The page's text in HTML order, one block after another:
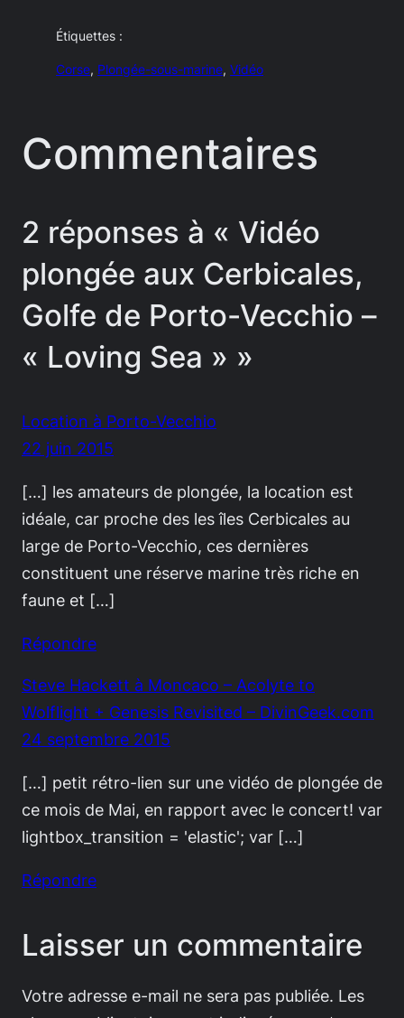
Étiquettes :
Corse, Plongée-sous-marine, Vidéo
Commentaires
2 réponses à « Vidéo
plongée aux Cerbicales,
Golfe de Porto-Vecchio –
« Loving Sea » »
Location à Porto-Vecchio
22 juin 2015
[…] les amateurs de plongée, la location est
idéale, car proche des les îles Cerbicales au
large de Porto-Vecchio, ces dernières
constituent une réserve marine très riche en
faune et […]
Répondre
Steve Hackett à Moncaco – Acolyte to
Wolflight + Genesis Revisited – DivinGeek.com
24 septembre 2015
[…] petit rétro-lien sur une vidéo de plongée de
ce mois de Mai, en rapport avec le concert! var
lightbox_transition = 'elastic'; var […]
Répondre
Laisser un commentaire
Votre adresse e-mail ne sera pas publiée. Les